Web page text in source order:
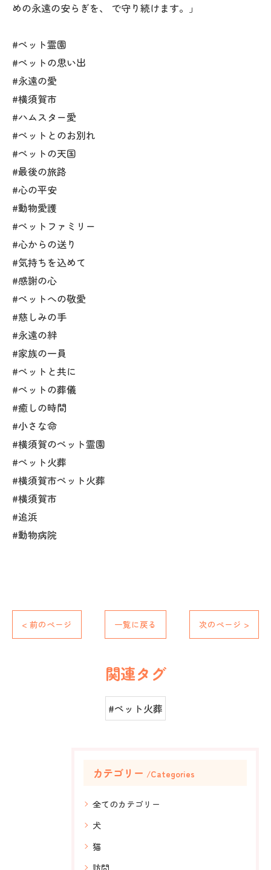
めの永遠の安らぎを、 で守り続けます。」
#ペット霊園
#ペットの思い出
#永遠の愛
#横須賀市
#ハムスター愛
#ペットとのお別れ
#ペットの天国
#最後の旅路
#心の平安
#動物愛護
#ペットファミリー
#心からの送り
#気持ちを込めて
#感謝の心
#ペットへの敬愛
#慈しみの手
#永遠の絆
#家族の一員
#ペットと共に
#ペットの葬儀
#癒しの時間
#小さな命
#横須賀のペット霊園
#ペット火葬
#横須賀市ペット火葬
#横須賀市
#追浜
#動物病院
< 前のページ 一覧に戻る 次のページ >
関連タグ
#ペット火葬
カテゴリー Categories
全てのカテゴリー
犬
猫